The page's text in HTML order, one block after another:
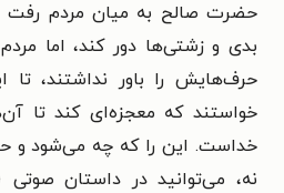
حضرت صالح به میان مردم رفت
بدی و زشتی‌ها دور کند، اما
حرف‌هایش را باور نداشتند، تا
خواستند که معجزه‌ای کند تا
خداست. این را که چه می‌شود و
نه، می‌توانید در داستان صوتی